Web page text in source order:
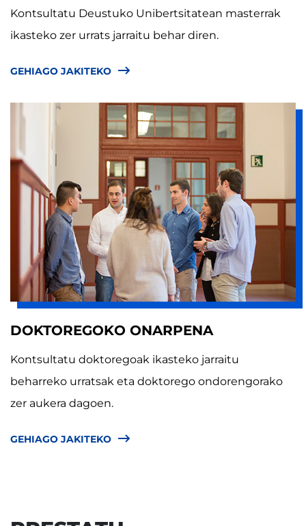
Kontsultatu Deustuko Unibertsitatean masterrak
ikasteko zer urrats jarraitu behar diren.
GEHIAGO JAKITEKO
DOKTOREGOKO ONARPENA
Kontsultatu doktoregoak ikasteko jarraitu
beharreko urratsak eta doktorego ondorengorako
zer aukera dagoen.
GEHIAGO JAKITEKO